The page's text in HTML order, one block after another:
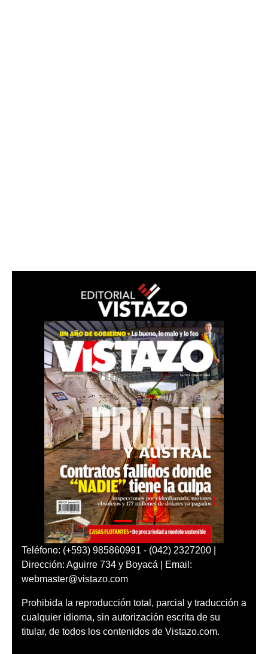
Teléfono: (+593) 985860991 - (042) 2327200 |
Dirección: Aguirre 734 y Boyacá | Email:
webmaster@vistazo.com
Prohibida la reproducción total, parcial y traducción a
cualquier idioma, sin autorización escrita de su
titular, de todos los contenidos de Vistazo.com.